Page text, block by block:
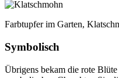
Farbtupfer im Garten,
Symbolisch
Übrigens bekam die rote